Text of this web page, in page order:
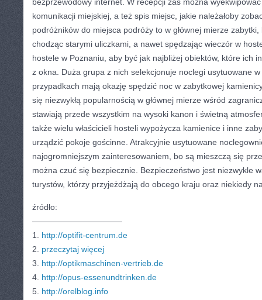
komunikacji miejskiej, a też spis miejsc, jakie należałoby
podróżników do miejsca podróży to w głównej mierze
chodząc starymi uliczkami, a nawet spędzając wieczór w
hostele w Poznaniu, aby być jak najbliżej obiektów, które ich
z okna. Duża grupa z nich selekcjonuje noclegi usytuowane
przypadkach mają okazję spędzić noc w zabytkowej
się niezwykłą popularnością w głównej mierze wśród
stawiają przede wszystkim na wysoki kanon i świetną
także wielu właścicieli hosteli wypożycza kamienice i inne
urządzić pokoje gościnne. Atrakcyjnie usytuowane
najogromniejszym zainteresowaniem, bo są mieszczą się
można czuć się bezpiecznie. Bezpieczeństwo jest niezwykle
turystów, którzy przyjeżdżają do obcego kraju oraz niekiedy
źródło:
———————————
1. http://optifit-centrum.de
2. przeczytaj więcej
3. http://optikmaschinen-vertrieb.de
4. http://opus-essenundtrinken.de
5. http://orelblog.info